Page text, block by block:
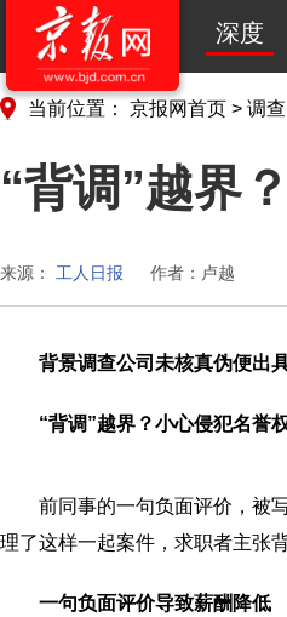
深度
当前位置： 京报网首页 > 调查
“背调”越界
来源： 工人日报 作者：卢越
背景调查公司未核真伪便出
“背调”越界？小心侵犯名誉
前同事的一句负面评价，被
理了这样一起案件，求职者主张
一句负面评价导致薪酬降低